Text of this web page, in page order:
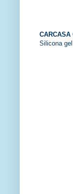
CARCASA
Silicona gel